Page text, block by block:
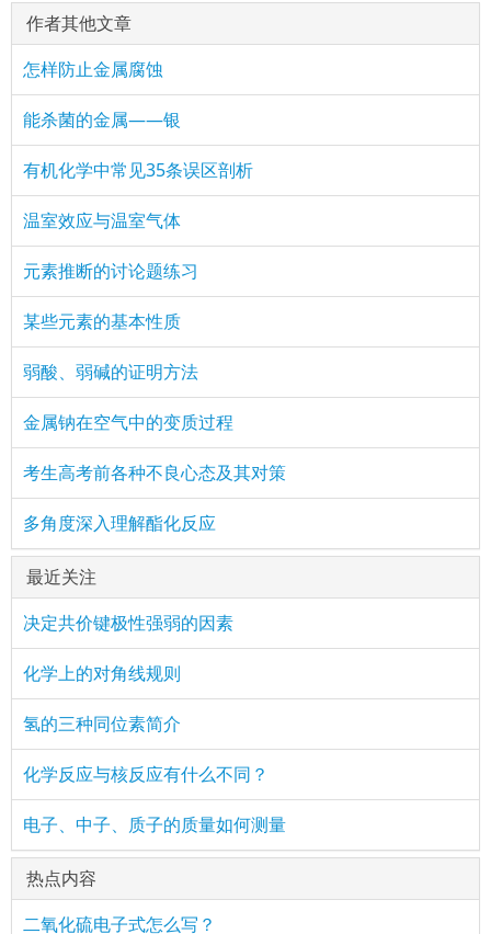
作者其他文章
怎样防止金属腐蚀
能杀菌的金属——银
有机化学中常见35条误区剖析
温室效应与温室气体
元素推断的讨论题练习
某些元素的基本性质
弱酸、弱碱的证明方法
金属钠在空气中的变质过程
考生高考前各种不良心态及其对策
多角度深入理解酯化反应
最近关注
决定共价键极性强弱的因素
化学上的对角线规则
氢的三种同位素简介
化学反应与核反应有什么不同？
电子、中子、质子的质量如何测量
热点内容
二氧化硫电子式怎么写？